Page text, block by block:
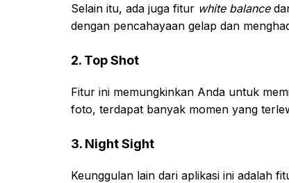
Selain itu, ada juga fitur white balance
dengan pencahayaan gelap dan
2. Top Shot
Fitur ini memungkinkan Anda untuk
foto, terdapat banyak momen yang
3. Night Sight
Keunggulan lain dari aplikasi ini adalah